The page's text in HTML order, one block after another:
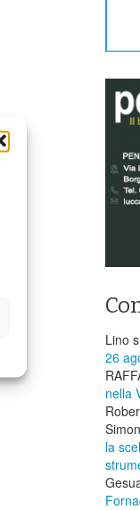
Lino
26
nella
la